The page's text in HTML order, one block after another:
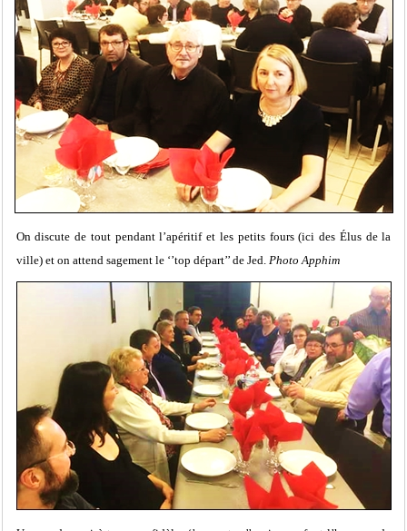
On discute de tout pendant l’apéritif et les petits fours (ici des Élus de la
ville) et on attend sagement le ‘’top départ’’ de Jed. Photo Apphim